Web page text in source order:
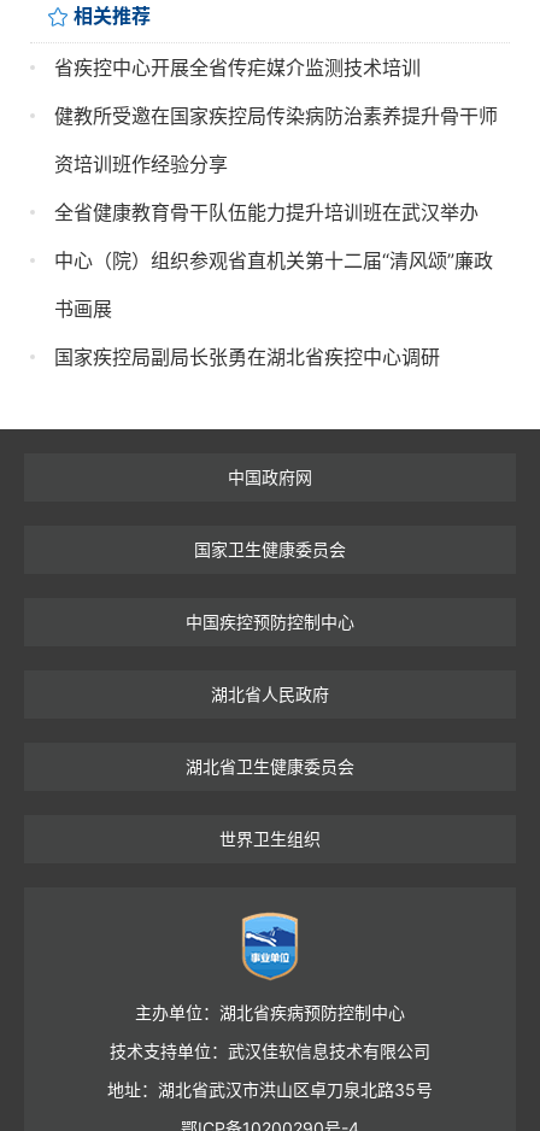
相关推荐
省疾控中心开展全省传疟媒介监测技术培训
健教所受邀在国家疾控局传染病防治素养提升骨干师
资培训班作经验分享
全省健康教育骨干队伍能力提升培训班在武汉举办
中心（院）组织参观省直机关第十二届“清风颂”廉政
书画展
国家疾控局副局长张勇在湖北省疾控中心调研
中国政府网
国家卫生健康委员会
中国疾控预防控制中心
湖北省人民政府
湖北省卫生健康委员会
世界卫生组织
主办单位：湖北省疾病预防控制中心
技术支持单位：武汉佳软信息技术有限公司
地址：湖北省武汉市洪山区卓刀泉北路35号